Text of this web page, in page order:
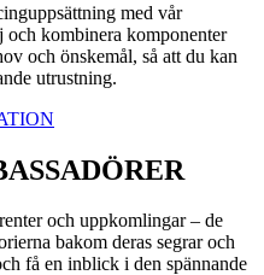
med vår
kombinera komponenter
och önskemål, så att du kan
utrustning.
och uppkomlingar – de
bakom deras segrar och
få en inblick i den spännande